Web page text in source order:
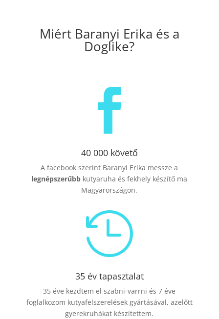
Miért Baranyi Erika és a
Doglike?

40 000 követő
A facebook szerint Baranyi Erika messze a
legnépszerűbb kutyaruha és fekhely készítő ma
Magyarországon.

35 év tapasztalat
35 éve kezdtem el szabni-varrni és 7 éve
foglalkozom kutyafelszerelések gyártásával, azelőtt
gyerekruhákat készítettem.